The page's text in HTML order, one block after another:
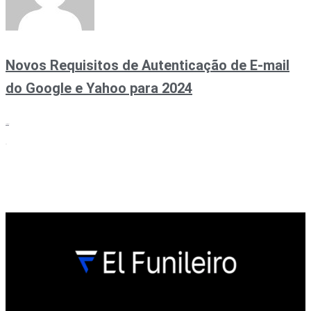
Novos Requisitos de Autenticação de E-mail
do Google e Yahoo para 2024